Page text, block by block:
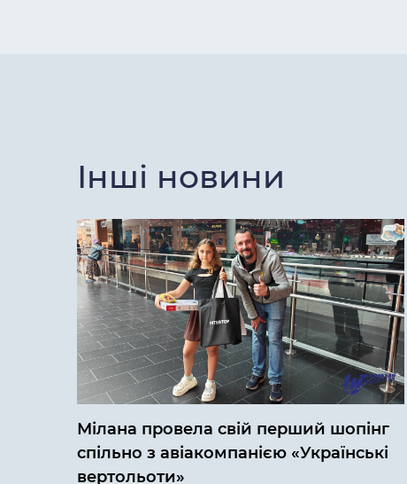
Інші новини
Мілана провела свій перший шопінг
спільно з авіакомпанією «Українські
вертольоти»